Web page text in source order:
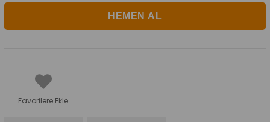
Favorilere Ekle